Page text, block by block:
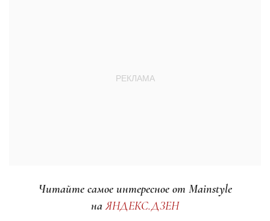
Читайте самое интересное от Mainstyle
наЯНДЕКС.ДЗЕН